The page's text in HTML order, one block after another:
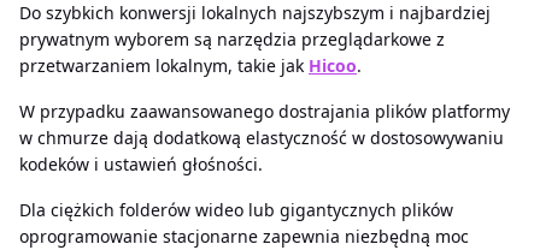
Do szybkich konwersji lokalnych najszybszym i najbardziej
prywatnym wyborem są narzędzia przeglądarkowe z
przetwarzaniem lokalnym, takie jak Hicoo.
W przypadku zaawansowanego dostrajania plików platformy
w chmurze dają dodatkową elastyczność w dostosowywaniu
kodeków i ustawień głośności.
Dla ciężkich folderów wideo lub gigantycznych plików
oprogramowanie stacjonarne zapewnia niezbędną moc